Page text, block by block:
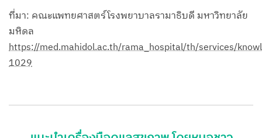
ที่มา: คณะแพทยศาสตร์โรงพยาบาลรามาธิบดี มหาวิทยาลัย
มหิดล
https://med.mahidol.ac.th/rama_hospital/th/services/
1029